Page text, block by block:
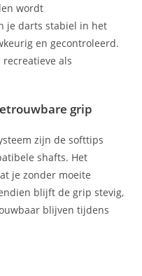
wordt
je darts stabiel in het
en gecontroleerd.
als
grip
zijn de softtips
shafts. Het
je zonder moeite
blijft de grip stevig,
blijven tijdens